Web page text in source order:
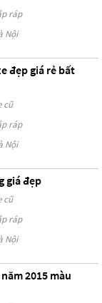
ráp
Nội
đẹp giá rẻ bất
cũ
ráp
Nội
giá đẹp
cũ
ráp
Nội
2015 màu